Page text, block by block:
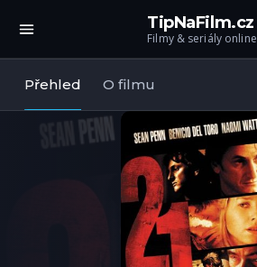
TipNaFilm.cz
Filmy & seriály online
Přehled O filmu